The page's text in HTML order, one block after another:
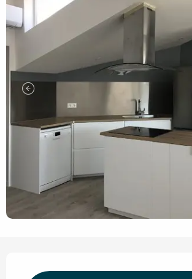
Openingstijden